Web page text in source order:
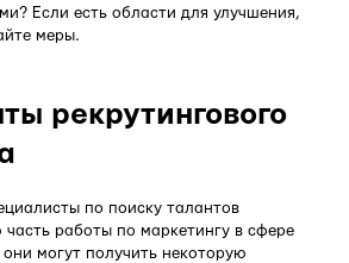
Если есть области для улучшения,
меры.
рекрутингового
по поиску талантов
работы по маркетингу в сфере
могут получить некоторую